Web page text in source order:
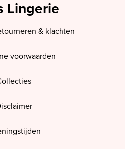
Lingerie
& klachten
voorwaarden